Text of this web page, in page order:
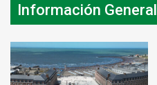
Información General